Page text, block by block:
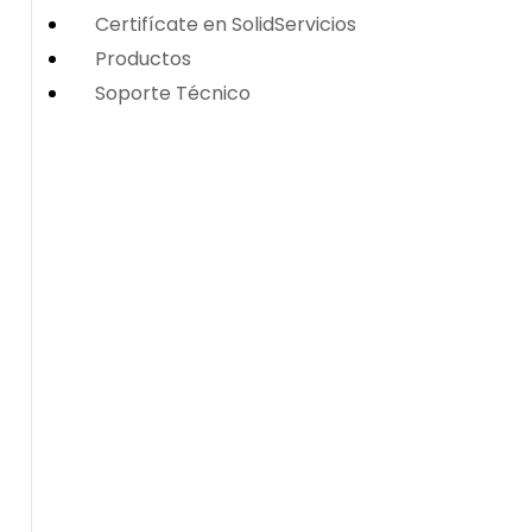
Certifícate en SolidServicios
Productos
Soporte Técnico